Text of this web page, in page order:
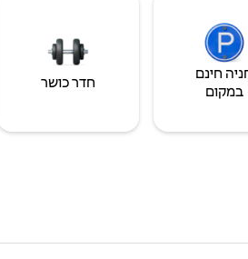
חינם
במקום
חדר כושר